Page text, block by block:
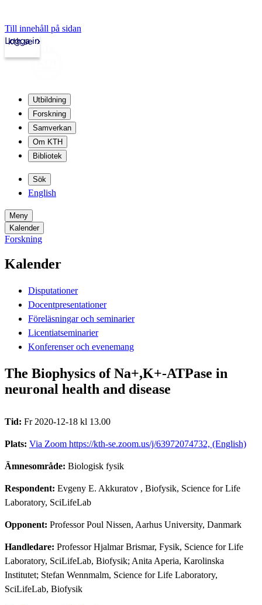
Till innehåll på sidan
kth.se
Logga in
Utbildning
Forskning
Samverkan
Om KTH
Bibliotek
Sök
English
Meny
Kalender
Forskning
Kalender
Disputationer
Docentpresentationer
Föreläsningar och seminarier
Licentiatseminarier
Konferenser och evenemang
The Biophysics of Na+,K+-ATPase in
neuronal health and disease
Tid: Fr 2020-12-18 kl 13.00
Plats: Via Zoom https://kth-se.zoom.us/j/63972074732, (English)
Ämnesområde: Biologisk fysik
Respondent: Evgeny E. Akkuratov , Biofysik, Science for Life
Laboratory, SciLifeLab
Opponent: Professor Poul Nissen, Aarhus University, Danmark
Handledare: Professor Hjalmar Brismar, Fysik, Science for Life
Laboratory, SciLifeLab, Biofysik; Anita Aperia, Karolinska
Institutet; Stefan Wennmalm, Science for Life Laboratory,
SciLifeLab, Biofysik